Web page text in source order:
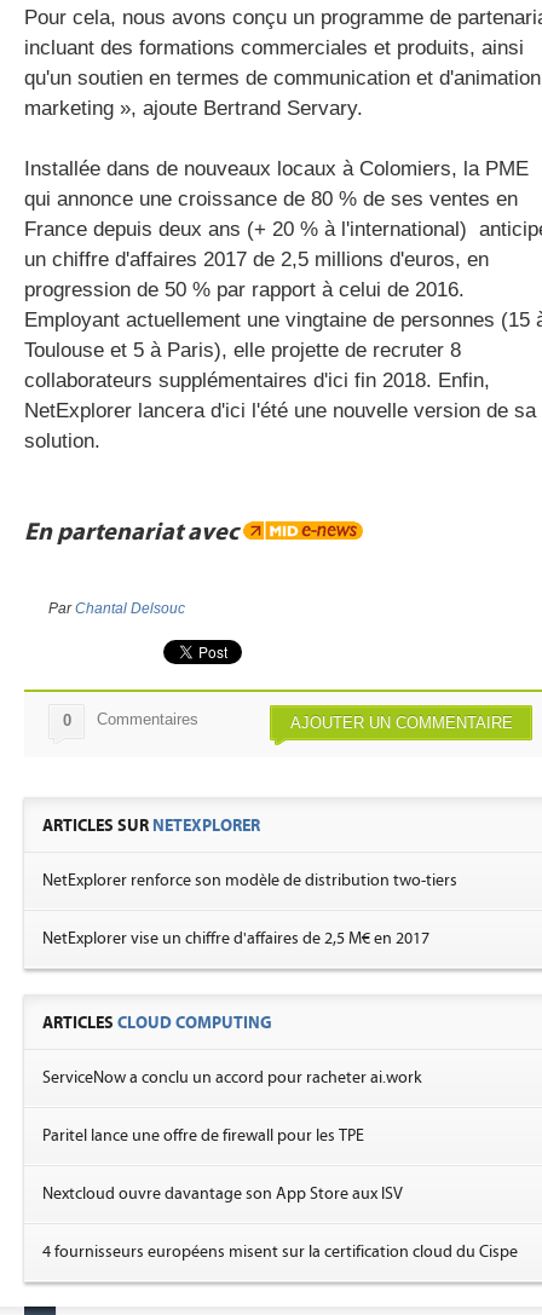
Pour cela, nous avons conçu un programme de
incluant des formations commerciales et produits, ainsi
qu'un soutien en termes de communication et d'animation
marketing », ajoute Bertrand Servary.
Installée dans de nouveaux locaux à Colomiers, la PME
qui annonce une croissance de 80 % de ses ventes en
France depuis deux ans (+ 20 % à l'international)
un chiffre d'affaires 2017 de 2,5 millions d'euros, en
progression de 50 % par rapport à celui de 2016.
Employant actuellement une vingtaine de personnes (15
Toulouse et 5 à Paris), elle projette de recruter 8
collaborateurs supplémentaires d'ici fin 2018. Enfin,
NetExplorer lancera d'ici l'été une nouvelle version de sa
solution.
En partenariat avec
ParChantal Delsouc
AJOUTER UN COMMENTAIRE
0 Commentaires
ARTICLES SUR NETEXPLORER
NetExplorer renforce son modèle de distribution two-tiers
NetExplorer vise un chiffre d'affaires de 2,5 M€ en 2017
ARTICLES CLOUD COMPUTING
ServiceNow a conclu un accord pour racheter ai.work
Paritel lance une offre de firewall pour les TPE
Nextcloud ouvre davantage son App Store aux ISV
4 fournisseurs européens misent sur la certification cloud du Cispe